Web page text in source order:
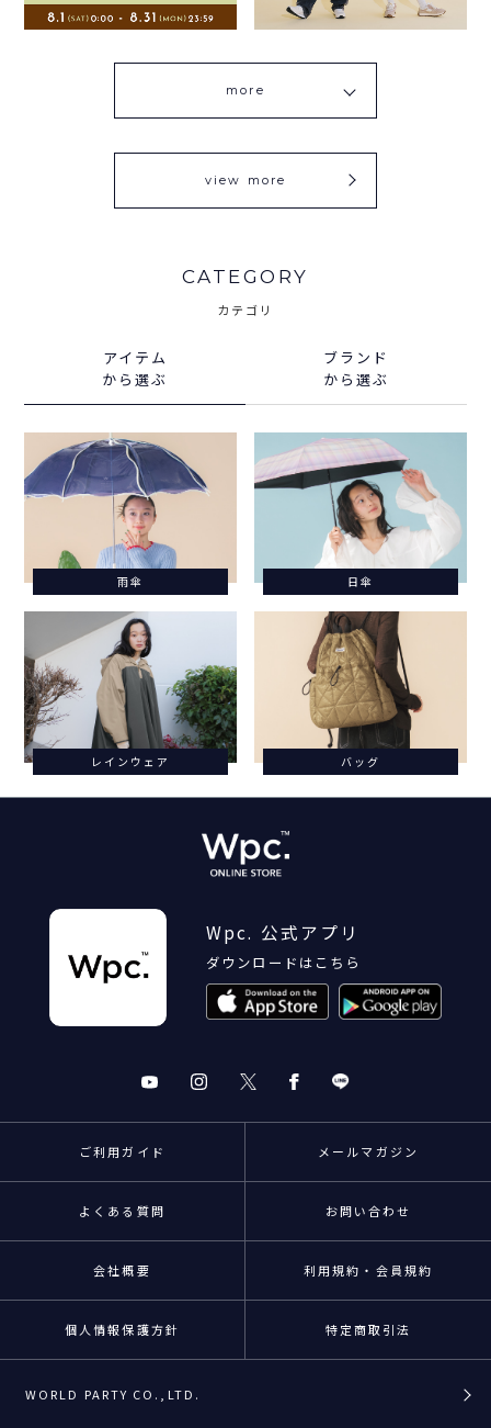
more
view more
CATEGORY
カテゴリ
アイテム
から選ぶ
ブランド
から選ぶ
雨傘 日傘
レインウェア バッグ
Wpc. 公式アプリ
ダウンロードはこちら
ご利用ガイド メールマガジン
よくある質問 お問い合わせ
会社概要 利用規約・会員規約
個人情報保護方針 特定商取引法
WORLD PARTY CO.,LTD.